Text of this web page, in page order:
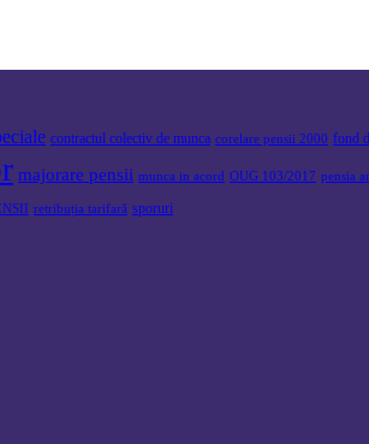
contractul colectiv de munca corelare pensii 2000 fond
majorare pensii munca in acord OUG 103/2017 pensia
retribuția tarifară sporuri